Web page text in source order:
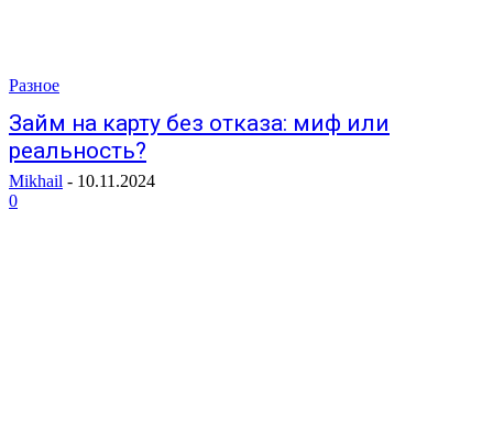
Разное
Займ на карту без отказа: миф или
реальность?
Mikhail - 10.11.2024
0